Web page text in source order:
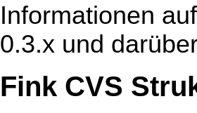
Informationen
0.3.x und
Fink CVS